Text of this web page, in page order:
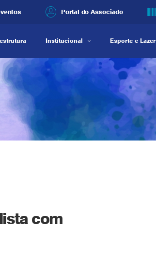
Portal do Associado
Institucional Esporte e Lazer
com